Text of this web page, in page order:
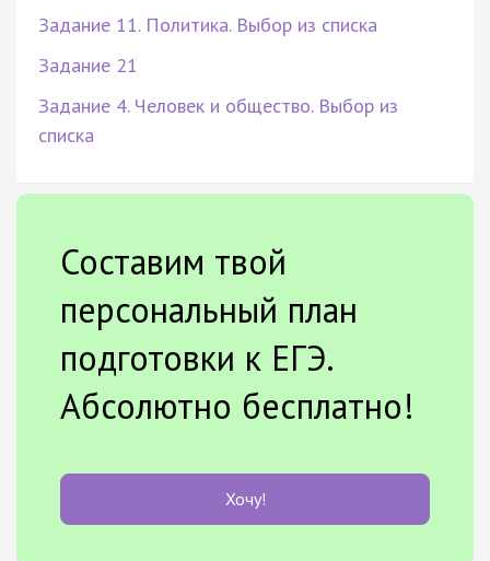
Задание 11. Политика. Выбор из списка
Задание 21
Задание 4. Человек и общество. Выбор из
списка
Составим твой
персональный план
подготовки к ЕГЭ.
Абсолютно бесплатно!
Хочу!